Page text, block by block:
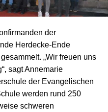
der
Herdecke-Ende
„Wir freuen uns
sagt Annemarie
der Evangelischen
werden rund 250
schweren